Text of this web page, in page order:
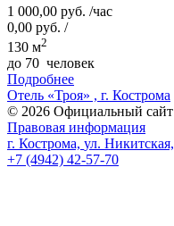
1 000,00 руб. /час
0,00 руб. /
130 м2
до 70 человек
Подробнее
Отель «Троя» , г. Кострома
© 2026 Официальный сайт
Правовая информация
г. Кострома, ул. Никитская,
+7 (4942) 42-57-70